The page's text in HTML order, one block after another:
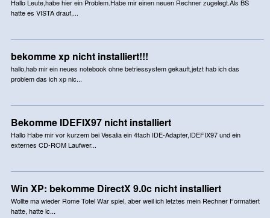
Hallo Leute,habe hier ein Problem.Habe mir einen neuen Rechner zugelegt.Als BS
hatte es VISTA drauf,...
bekomme xp nicht installiert!!!
hallo,hab mir ein neues notebook ohne betriessystem gekauft,jetzt hab ich das
problem das ich xp nic...
Bekomme IDEFIX97 nicht installiert
Hallo Habe mir vor kurzem bei Vesalia ein 4fach IDE-Adapter,IDEFIX97 und ein
externes CD-ROM Laufwer...
Win XP: bekomme DirectX 9.0c nicht installiert
Wollte ma wieder Rome Totel War spiel, aber weil ich letztes mein Rechner Formatiert
hatte, hatte ic...